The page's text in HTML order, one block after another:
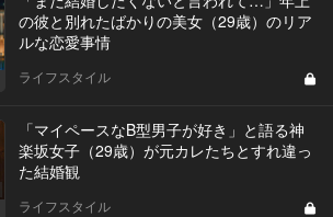
の彼と別れたばかりの美女（29歳）のリア
ルな恋愛事情
ライフスタイル
「マイペースなB型男子が好き」と語る神
楽坂女子（29歳）が元カレたちとすれ違っ
た結婚観
ライフスタイル